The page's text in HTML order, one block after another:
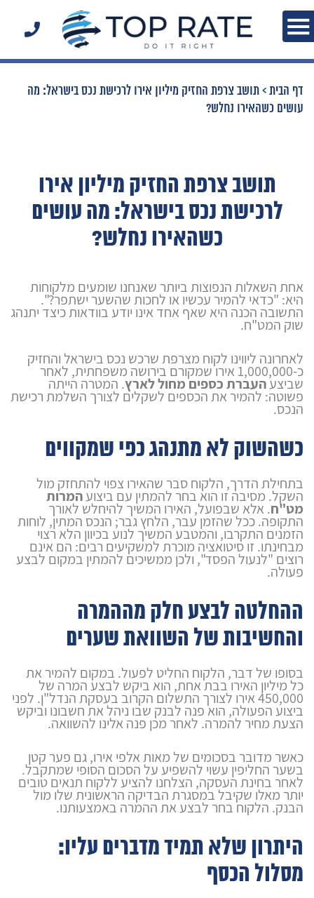
דף הבית>תושב צרפת החזיק מיליון אירו לרכישת נכס בישראל: מה
עושים כשהאירו נחלש?
תושב צרפת החזיק מיליון אירו
לרכישת נכס בישראל: מה עושים
כשהאירו נחלש?
אחת השאלות הנפוצות ביותר שאנחנו שומעים מלקוחות
היא: "כדאי להמיר עכשיו או לחכות שהשער ישתפר?".
התשובה הכנה היא שאף אחד אינו יודע בוודאות כיצד יתנהג
שוק המט"ח.
לאחרונה ליווינו לקוח מצרפת שרכש נכס בישראל והחזיק
כ-1,000,000 אירו שמקורם בירושה משפחתית, לאחר
שביצעהעברת כספים מחול לארץ. המטרה הייתה
פשוטה: להמיר את הכספים לשקלים לצורך השלמת רכישת
הנכס.
כשהשוק לא מתנהג כפי שמקווים
בתחילת הדרך, הלקוח סבר שהאירו צפוי להתחזק מול
השקל. מסיבה זו הוא בחר להמתין עם ביצועהמרות
מט"ח. אלא שבפועל, האירו המשיך להיחלש לאורך
התקופה. ככל שהזמן עבר, הלחץ גבר; הנכס המתין, לוחות
הזמנים התקרבו, והמטבע המשיך לנוע בכיוון הלא רצוי
מבחינתו. זו סיטואציה מוכרת למשקיעים רבים: הם אינם
רוצים "לנעול הפסד", ולכן ממשיכים להמתין במקום לבצע
פעולה.
ההחלטה לבצע חלק מההמרה
והחשיבות של השוואת שערים
בסופו של דבר, הלקוח החליט לפעול. במקום להמיר את
כל מיליון האירו בבת אחת, הוא ביקש לבצע המרה של
450,000 אירו לצורך התשלום הקרוב בעסקת הנדל"ן. לפני
ביצוע הפעולה, הוא פנה לבנק שבו ניהל את חשבונו וביקש
הצעת מחיר להמרה. לאחר מכן פנה אלינו להשוואה.
כאשר מדובר בסכומים של מאות אלפי אירו, גם פער קטן
בשער החליפין עשוי להשפיע על הסכום הסופי שמתקבל.
לאחר בחינת העסקה, הצלחנו להציע ללקוח תנאים טובים
יותר מאלו שקיבל במסגרת הבדיקה הראשונית שלו מול
הבנק. הלקוח בחר לבצע את ההמרה באמצעותנו.
היתרון שלא תמיד מדברים עליו:
מסלול הכסף